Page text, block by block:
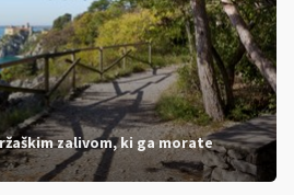
zalivom, ki ga morate